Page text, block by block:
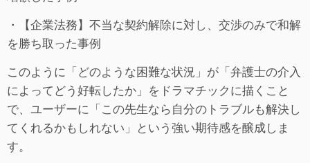
・【企業法務】不当な契約解除に対し、交渉のみで和解
を勝ち取った事例
このように「どのような困難な状況」が「弁護士の介入
によってどう好転したか」をドラマチックに描くこと
で、ユーザーに「この先生なら自分のトラブルも解決し
てくれるかもしれない」という強い期待感を醸成しま
す。